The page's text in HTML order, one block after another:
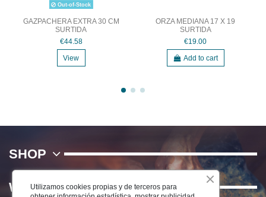
Out-of-Stock
GAZPACHERA EXTRA 30 CM
SURTIDA
€44.58
View
ORZA MEDIANA 17 X 19
SURTIDA
€19.00
Add to cart
SHOP
WE
Utilizamos cookies propias y de terceros para